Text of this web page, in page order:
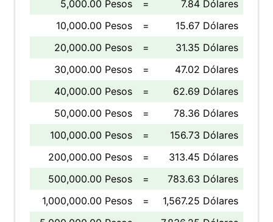
5,000.00 Pesos
=
7.84 Dólares
10,000.00 Pesos
=
15.67 Dólares
20,000.00 Pesos
=
31.35 Dólares
30,000.00 Pesos
=
47.02 Dólares
40,000.00 Pesos
=
62.69 Dólares
50,000.00 Pesos
=
78.36 Dólares
100,000.00 Pesos
=
156.73 Dólares
200,000.00 Pesos
=
313.45 Dólares
500,000.00 Pesos
=
783.63 Dólares
1,000,000.00 Pesos
=
1,567.25 Dólares